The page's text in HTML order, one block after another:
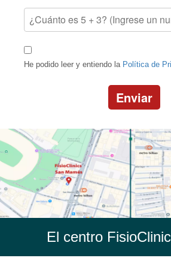
He podido leer y entiendo la Política de
Enviar
El centro